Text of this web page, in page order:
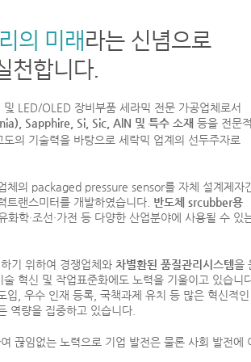
의 미래라는 신념으로
천합니다.
LED/OLED 장비부품 세라믹 전문 가공업체로서
Sapphire, Si, Sic, AlN 및 특수 소재 등을 전문
의 기술력을 바탕으로 세락믹 업계의 선두주자로
체의 packaged pressure sensor를 자체 설계제자
랜스미터를 개발하였습니다. 반도체 srcubber용
화학·조선·가전 등 다양한 산업분야에 사용될 수 있
기 위하여 경쟁업체와 차별환된 품질관리시스템을
혁신 및 작업표준화에도 노력을 기울이고 있습니
입, 우수 인재 등록, 국책과제 유치 등 많은 혁신적
역량을 집중하고 있습니다.
끊임없는 노력으로 기업 발전은 물론 사회 발전에